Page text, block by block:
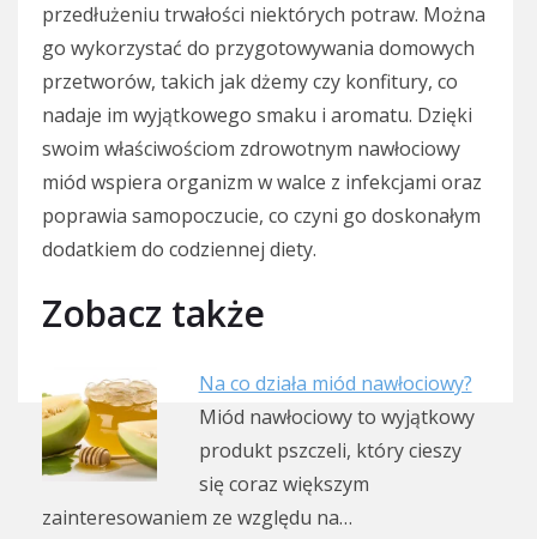
przedłużeniu trwałości niektórych potraw. Można
go wykorzystać do przygotowywania domowych
przetworów, takich jak dżemy czy konfitury, co
nadaje im wyjątkowego smaku i aromatu. Dzięki
swoim właściwościom zdrowotnym nawłociowy
miód wspiera organizm w walce z infekcjami oraz
poprawia samopoczucie, co czyni go doskonałym
dodatkiem do codziennej diety.
Zobacz także
Na co działa miód nawłociowy?
Miód nawłociowy to wyjątkowy
produkt pszczeli, który cieszy
się coraz większym
zainteresowaniem ze względu na…